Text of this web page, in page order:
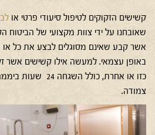
קשישים הזקוקים לטיפול סיעודי פרטי או
שאובחנו על ידי צוות מקצועי של הביטוח
אשר קבע שאינם מסוגלים לבצע את כל או
באופן עצמאי. למעשה אילו קשישים אשר
כזו או אחרת, כולל
צמודה.